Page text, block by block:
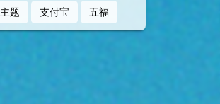
主题 支付宝 五福